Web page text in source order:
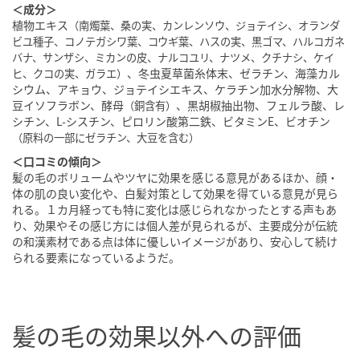
＜成分＞
植物エキス （南燭葉、桑の実、カンレンソウ、ジョテイシ、オランダ
ビユ種子、コノテガシワ葉、コウギ葉、ハスの実、黒ゴマ、ハルコガネ
バナ、サンザシ、ミカンの皮、ナルコユリ、ナツメ、クチナシ、ケイ
ヒ、クコの実、ガラエ） 、冬虫夏草菌糸体末、ゼラチン、海藻カル
シウム、アキョウ、ジョテイシエキス、ケラチン加水分解物、大
豆イソフラボン、酵母 （銅含有） 、黒胡椒抽出物、フェルラ酸、レ
シチン、L-シスチン、ピロリン酸第二鉄、ビタミンE、ビオチン
（原料の一部にゼラチン、大豆を含む）
＜口コミの傾向＞
髪の毛のボリュームやツヤに効果を感じる意見があるほか、顔・
体の肌の良い変化や、白髪対策として効果を得ている意見が見ら
れる。１カ月経っても特に変化は感じられなかったとする声もあ
り、効果やその感じ方には個人差が見られるが、主要成分が伝統
の和漢素材である点は体に優しいイメージがあり、安心して続け
られる要素になっているようだ。
髪の毛の効果以外への評価